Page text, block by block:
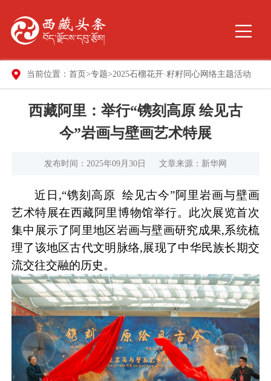
当前位置： 首页 >专题>2025石榴花开·籽籽同心网络主题活动
西藏阿里：举行“镌刻高原 绘见古
今”岩画与壁画艺术特展
发布时间：2025年09月30日 文章来源：新华网
近日,“镌刻高原 绘见古今”阿里岩画与壁画
艺术特展在西藏阿里博物馆举行。此次展览首次
集中展示了阿里地区岩画与壁画研究成果,系统梳
理了该地区古代文明脉络,展现了中华民族长期交
流交往交融的历史。